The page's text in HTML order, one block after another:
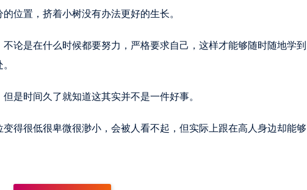
位置，挤着小树没有办法更好的生长。
论是在什么时候都要努力，严格要求自己，这样才能够随时随地学到
是时间久了就知道这其实并不是一件好事。
得很低很卑微很渺小，会被人看不起，但实际上跟在高人身边却能够